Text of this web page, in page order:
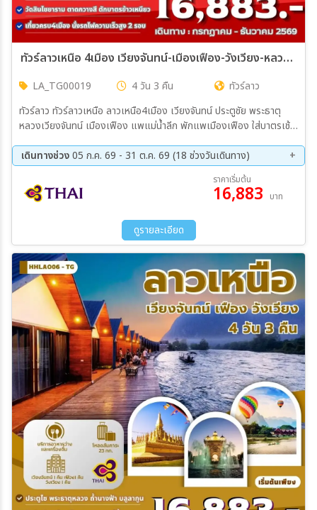
ทัวร์ลาวเหนือ 4เมือง เวียงจันทน์-เมืองเฟือง-วังเวียง-หลวงพระบาง 4 วัน 3 คืน (TG)
LA_TG00019 4 วัน 3 คืน
ทัวร์ลาว
ทัวร์ลาว ทัวร์ลาวเหนือ ลาวเหนือ4เมือง เวียงจันทน์ ประตูชัย พระธาตุ
หลวงเวียงจันทน์ เมืองเฟือง แพแม่น้ำลีก พักแพเมืองเฟือง ใส่บาตรเช้า
แม่น้ำซอง น้ำตกตาดกวางสี ตลาดมืด Night Market นั่งรถไฟความเร็ว
สูงลาว-จีน EMU หลวงพระบาง ใส่บาตรข้าวเหนียว ตลาดเช้าหลวงพระ
บาง วัดเชียงทอง พิพิธภัณฑ์แห่งชาติหลวงพระบาง
เดินทางช่วง05 ก.ค. 69 - 31 ต.ค. 69 (18 ช่วงวันเดินทาง)
19 ส.ค. 69 - 22 ส.ค. 69
26 ส.ค. 69 - 29 ส.ค. 69
28 ส.ค. 69 - 31 ส.ค. 69
01 ก.ย. 69 - 04 ก.ย. 69
09 ก.ย. 69 - 12 ก.ย. 69
27 ก.ย. 69 - 30 ก.ย. 69
11 ต.ค. 69 - 14 ต.ค. 69
21 ต.ค. 69 - 24 ต.ค. 69
04 พ.ย. 69 - 07 พ.ย. 69
15 พ.ย. 69 - 18 พ.ย. 69
25 พ.ย. 69 - 28 พ.ย. 69
02 ธ.ค. 69 - 05 ธ.ค. 69
09 ธ.ค. 69 - 12 ธ.ค. 69
14 ธ.ค. 69 - 17 ธ.ค. 69
23 ธ.ค. 69 - 26 ธ.ค. 69
ราคาเริ่มต้น
16,883 บาท
ดูรายละเอียด